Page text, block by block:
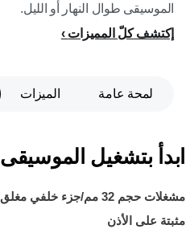
الموسيقى طوال النهار أو الليل.
إكتشف كلّ المميزات
لمحة عامة الميزات
ابدأ بتشغيل الموسيقى
مشغلات حجم 32 مم/جزء خلفي مغلق
مثبتة على الأذن